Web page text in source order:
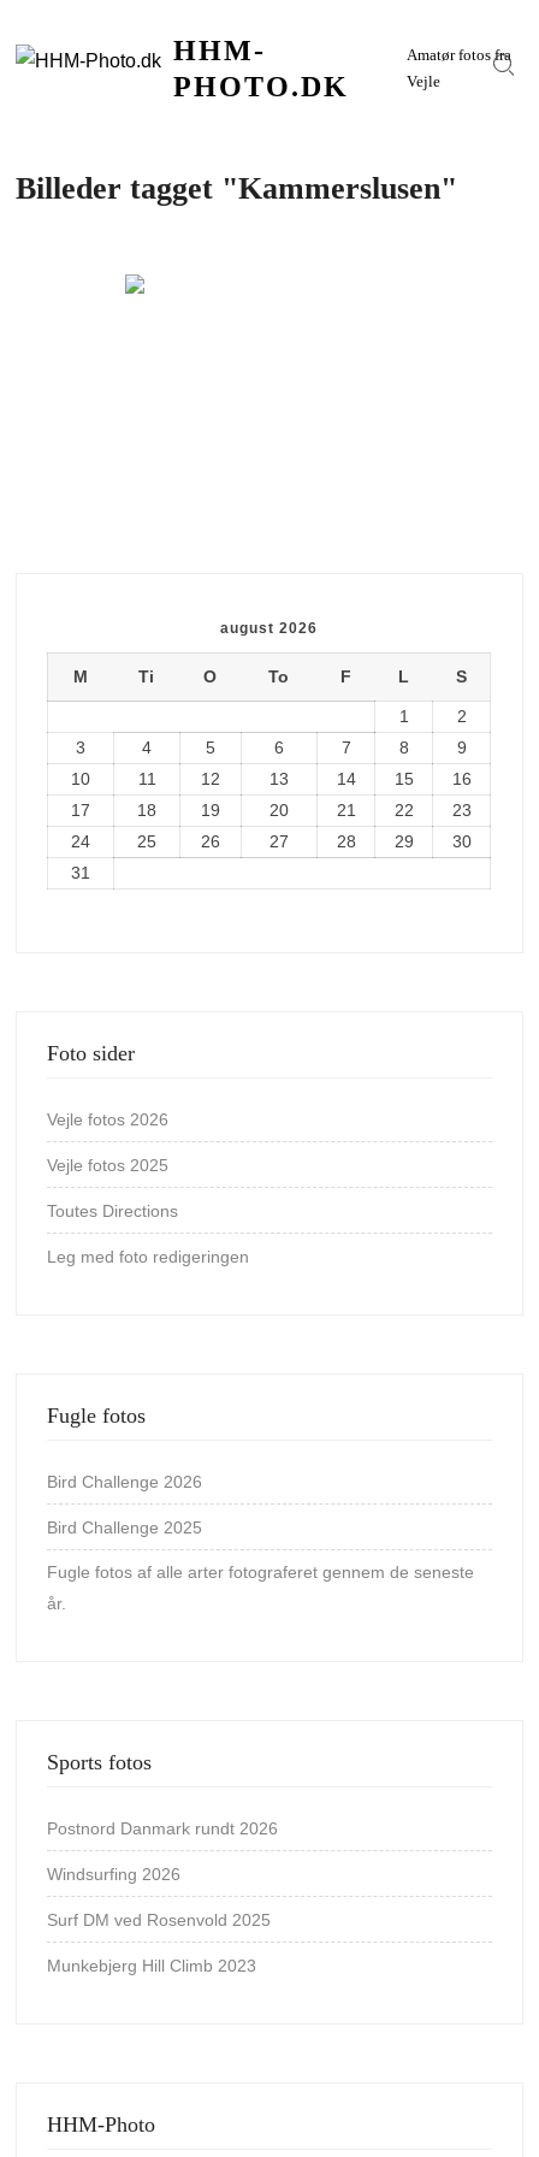
HHM-
PHOTO.DK
Amatør fotos fra
Vejle
Billeder tagget "Kammerslusen"
august 2026
M Ti O To F L S
1
2
3
4 5 6 7 8
9
10
11 12 13 14 15
16
17
18 19 20 21 22
23
24
25 26 27 28 29
30
31
Foto sider
Vejle fotos 2026
Vejle fotos 2025
Toutes Directions
Leg med foto redigeringen
Fugle fotos
Bird Challenge 2026
Bird Challenge 2025
Fugle fotos af alle arter fotograferet gennem de seneste
år.
Sports fotos
Postnord Danmark rundt 2026
Windsurfing 2026
Surf DM ved Rosenvold 2025
Munkebjerg Hill Climb 2023
HHM-Photo